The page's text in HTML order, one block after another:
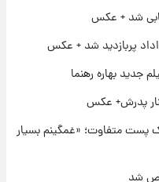
آبی ها با رامین!
تمجید از حردانی به
شد + عکس
جدید بهاره رهنما
پدرش+ عکس
پست متفاوت؛ «غمگینم بسیار
شد